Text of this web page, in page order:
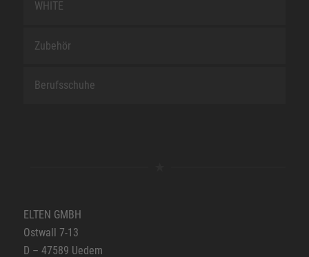
WHITE
Zubehör
Berufsschuhe
ELTEN GMBH
Ostwall 7-13
D – 47589 Uedem